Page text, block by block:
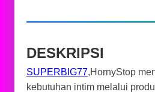
DESKRIPSI
SUPERBIG77,HornyStop
kebutuhan intim melalui